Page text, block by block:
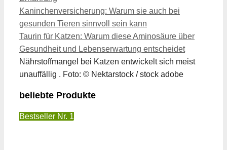
Kaninchenversicherung: Warum sie auch bei
gesunden Tieren sinnvoll sein kann
Taurin für Katzen: Warum diese Aminosäure über
Gesundheit und Lebenserwartung entscheidet
Nährstoffmangel bei Katzen entwickelt sich meist
unauffällig . Foto: © Nektarstock / stock adobe
beliebte Produkte
Bestseller Nr. 1